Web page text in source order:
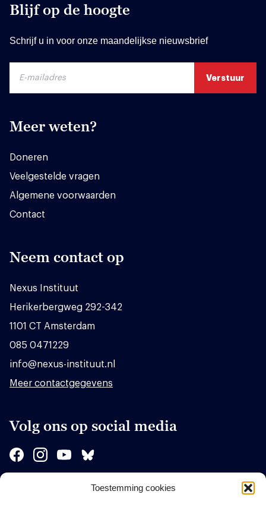
Toestemming cookies
Blijf op de hoogte
Schrijf u in voor onze maandelijkse nieuwsbrief
Meer weten?
Doneren
Veelgestelde vragen
Algemene voorwaarden
Contact
Neem contact op
Nexus Instituut
Herikerbergweg 292-342
1101 CT Amsterdam
085 0471229
info@nexus-instituut.nl
Meer contactgegevens
Volg ons op social media